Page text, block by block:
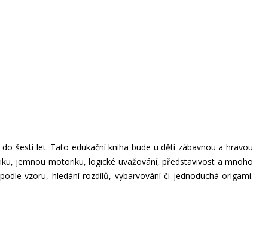
šesti let. Tato edukační kniha bude u dětí zábavnou a hravou
jemnou motoriku, logické uvažování, představivost a mnoho
vzoru, hledání rozdílů, vybarvování či jednoduchá origami.